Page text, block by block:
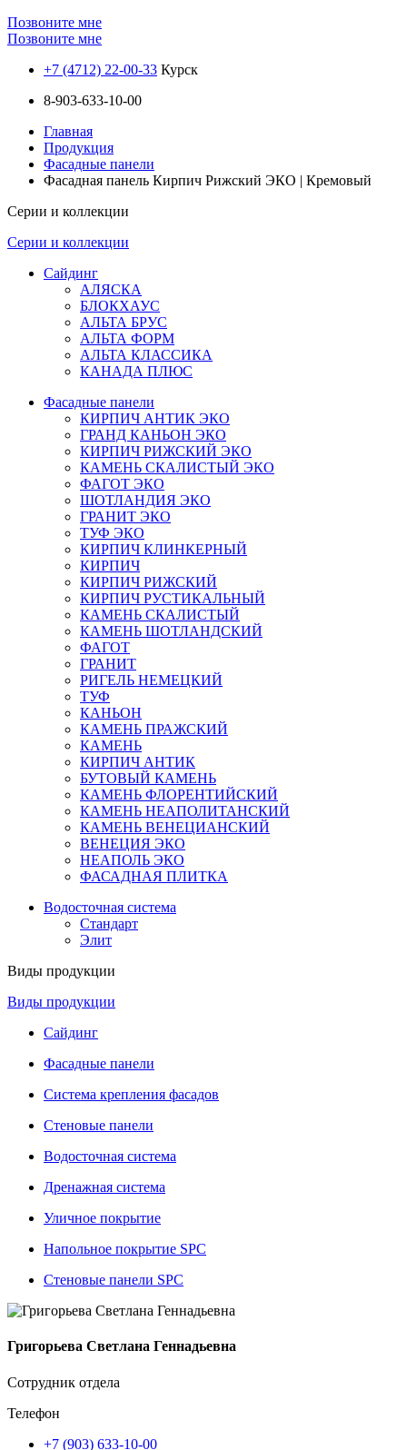
Позвоните мне
Позвоните мне
+7 (4712) 22-00-33 Курск
8-903-633-10-00
Главная
Продукция
Фасадные панели
Фасадная панель Кирпич Рижский ЭКО | Кремовый
Серии и коллекции
Серии и коллекции
Сайдинг
АЛЯСКА
БЛОКХАУС
АЛЬТА БРУС
АЛЬТА ФОРМ
АЛЬТА КЛАССИКА
КАНАДА ПЛЮС
Фасадные панели
КИРПИЧ АНТИК ЭКО
ГРАНД КАНЬОН ЭКО
КИРПИЧ РИЖСКИЙ ЭКО
КАМЕНЬ СКАЛИСТЫЙ ЭКО
ФАГОТ ЭКО
ШОТЛАНДИЯ ЭКО
ГРАНИТ ЭКО
ТУФ ЭКО
КИРПИЧ КЛИНКЕРНЫЙ
КИРПИЧ
КИРПИЧ РИЖСКИЙ
КИРПИЧ РУСТИКАЛЬНЫЙ
КАМЕНЬ СКАЛИСТЫЙ
КАМЕНЬ ШОТЛАНДСКИЙ
ФАГОТ
ГРАНИТ
РИГЕЛЬ НЕМЕЦКИЙ
ТУФ
КАНЬОН
КАМЕНЬ ПРАЖСКИЙ
КАМЕНЬ
КИРПИЧ АНТИК
БУТОВЫЙ КАМЕНЬ
КАМЕНЬ ФЛОРЕНТИЙСКИЙ
КАМЕНЬ НЕАПОЛИТАНСКИЙ
КАМЕНЬ ВЕНЕЦИАНСКИЙ
ВЕНЕЦИЯ ЭКО
НЕАПОЛЬ ЭКО
ФАСАДНАЯ ПЛИТКА
Водосточная система
Стандарт
Элит
Виды продукции
Виды продукции
Сайдинг
Фасадные панели
Система крепления фасадов
Стеновые панели
Водосточная система
Дренажная система
Уличное покрытие
Напольное покрытие SPC
Стеновые панели SPC
Григорьева Светлана Геннадьевна
Сотрудник отдела
Телефон
+7 (903) 633-10-00